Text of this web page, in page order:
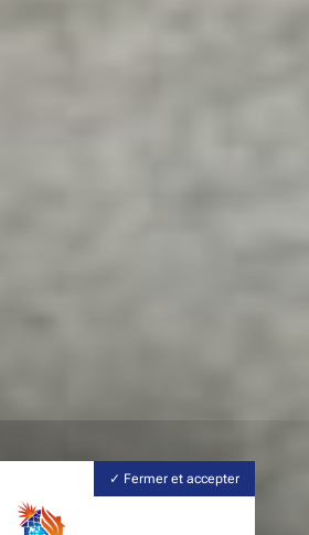
Fermer et accepter